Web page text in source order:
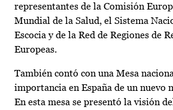
representantes de la Comisión
Mundial de la Salud, el Sistema
Escocia y de la Red de Regiones de
Europeas.
También contó con una Mesa
importancia en España de un nuevo
En esta mesa se presentó la visión